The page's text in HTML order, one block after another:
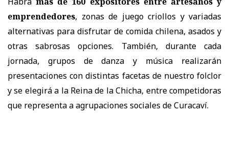
emprendedores, zonas de juego criollos y variadas
alternativas para disfrutar de comida chilena, asados y
otras sabrosas opciones. También, durante cada
jornada, grupos de danza y música realizarán
presentaciones con distintas facetas de nuestro folclor
y se elegirá a la Reina de la Chicha, entre competidoras
que representa a agrupaciones sociales de Curacaví.